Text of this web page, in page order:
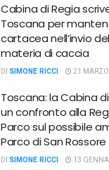
Cabina di Regia
Toscana per
cartacea nell’invio
materia di caccia
DI SIMONE RICCI 21
Toscana: la Cabina
un confronto alla
Parco sul possibile
Parco di San Rossore
DI SIMONE RICCI 13